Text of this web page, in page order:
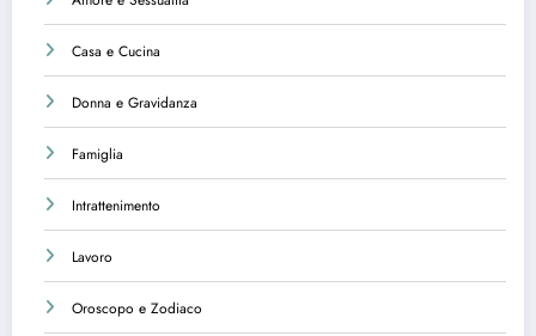
Casa e Cucina
Donna e Gravidanza
Famiglia
Intrattenimento
Lavoro
Oroscopo e Zodiaco